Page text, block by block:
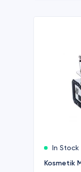
In Stock
Kosmetik